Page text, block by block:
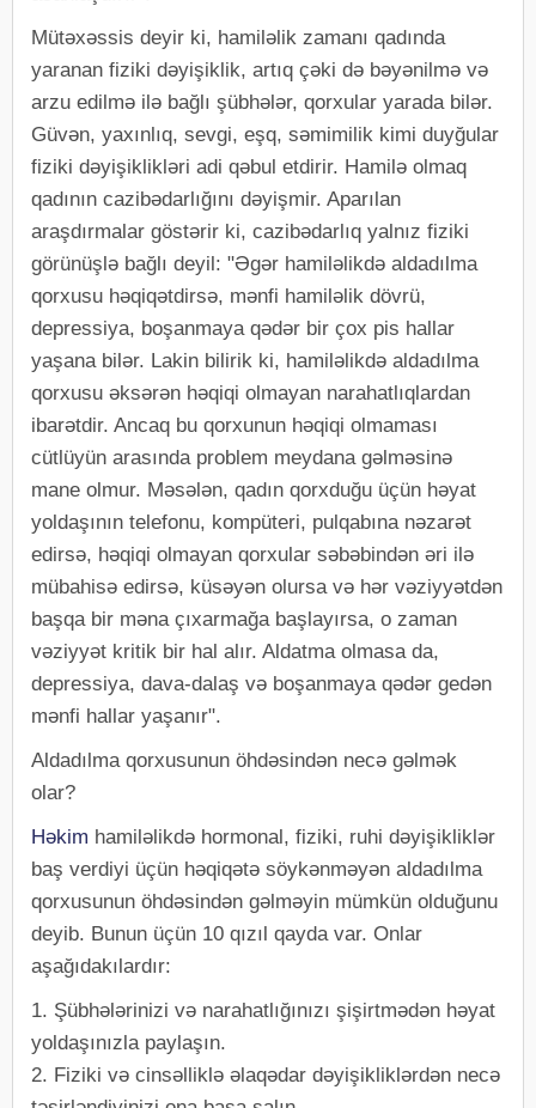
Mütəxəssis deyir ki, hamiləlik zamanı qadında
yaranan fiziki dəyişiklik, artıq çəki də bəyənilmə və
arzu edilmə ilə bağlı şübhələr, qorxular yarada bilər.
Güvən, yaxınlıq, sevgi, eşq, səmimilik kimi duyğular
fiziki dəyişiklikləri adi qəbul etdirir. Hamilə olmaq
qadının cazibədarlığını dəyişmir. Aparılan
araşdırmalar göstərir ki, cazibədarlıq yalnız fiziki
görünüşlə bağlı deyil: "Əgər hamiləlikdə aldadılma
qorxusu həqiqətdirsə, mənfi hamiləlik dövrü,
depressiya, boşanmaya qədər bir çox pis hallar
yaşana bilər. Lakin bilirik ki, hamiləlikdə aldadılma
qorxusu əksərən həqiqi olmayan narahatlıqlardan
ibarətdir. Ancaq bu qorxunun həqiqi olmaması
cütlüyün arasında problem meydana gəlməsinə
mane olmur. Məsələn, qadın qorxduğu üçün həyat
yoldaşının telefonu, kompüteri, pulqabına nəzarət
edirsə, həqiqi olmayan qorxular səbəbindən əri ilə
mübahisə edirsə, küsəyən olursa və hər vəziyyətdən
başqa bir məna çıxarmağa başlayırsa, o zaman
vəziyyət kritik bir hal alır. Aldatma olmasa da,
depressiya, dava-dalaş və boşanmaya qədər gedən
mənfi hallar yaşanır".
Aldadılma qorxusunun öhdəsindən necə gəlmək
olar?
Həkim hamiləlikdə hormonal, fiziki, ruhi dəyişikliklər
baş verdiyi üçün həqiqətə söykənməyən aldadılma
qorxusunun öhdəsindən gəlməyin mümkün olduğunu
deyib. Bunun üçün 10 qızıl qayda var. Onlar
aşağıdakılardır:
1. Şübhələrinizi və narahatlığınızı şişirtmədən həyat
yoldaşınızla paylaşın.
2. Fiziki və cinsəlliklə əlaqədar dəyişikliklərdən necə